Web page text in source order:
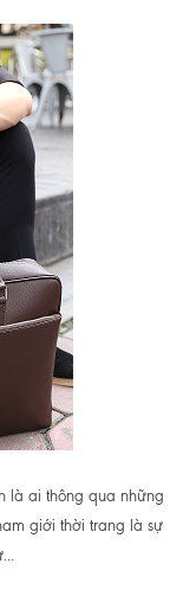
là ai thông qua những
giới thời trang là sự